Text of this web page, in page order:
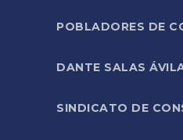
POBLADORES DE
DANTE SALAS
SINDICATO DE